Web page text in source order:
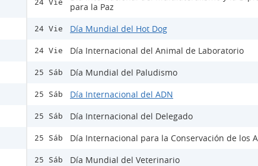
24 Vie
para la Paz
24 Vie Día Mundial del Hot Dog
24 Vie Día Internacional del Animal de Laboratorio
25 Sáb Día Mundial del Paludismo
25 Sáb Día Internacional del ADN
25 Sáb Día Internacional del Delegado
25 Sáb Día Internacional para la Conservación de los
25 Sáb Día Mundial del Veterinario